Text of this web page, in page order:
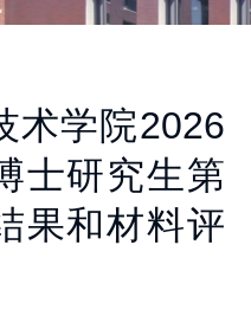
术学院2026
士研究生第
果和材料评